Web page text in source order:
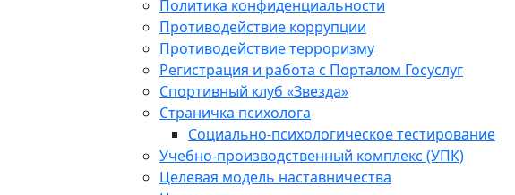
Политика конфиденциальности
Противодействие коррупции
Противодействие терроризму
Регистрация и работа с Порталом Госуслуг
Спортивный клуб «Звезда»
Страничка психолога
Социально-психологическое тестирование
Учебно-производственный комплекс (УПК)
Целевая модель наставничества